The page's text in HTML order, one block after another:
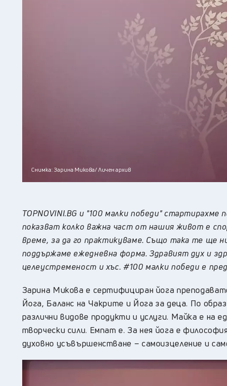
Снимка: Зарина Микова/ Личен архив
TOPNOVINI.BG и "100 малки победи"
показват колко важна част от нашия живот е
време, за да го практикуваме. Също така те ще
поддържаме ежедневна форма. Здравият дух и
целеустременост и хъс. #100 малки победи е
Зарина Микова е сертифициран йога
Йога, Баланс на Чакрите и Йога за деца. По
различни видове продукти и услуги. Майка е на
творчески сили. Емпат е. За нея йога е
духовно усъвършенстване – самоизцеление и